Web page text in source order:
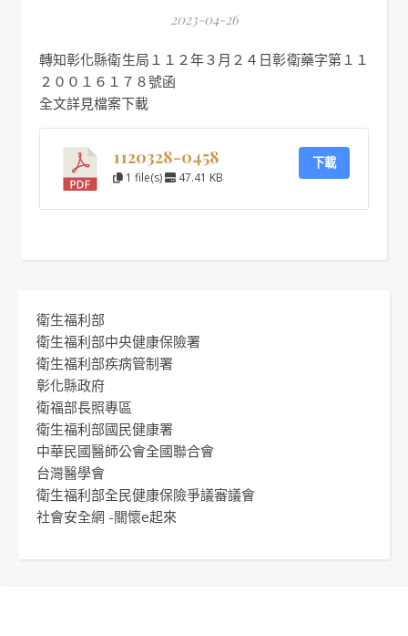
2023-04-26
轉知彰化縣衛生局１１２年３月２４日彰衛藥字第１１
２００１６１７８號函
全文詳見檔案下載
1120328-0458
1 file(s) 47.41 KB
下載
衛生福利部
衛生福利部中央健康保險署
衛生福利部疾病管制署
彰化縣政府
衛福部長照專區
衛生福利部國民健康署
中華民國醫師公會全國聯合會
台灣醫學會
衛生福利部全民健康保險爭議審議會
社會安全網 -關懷e起來